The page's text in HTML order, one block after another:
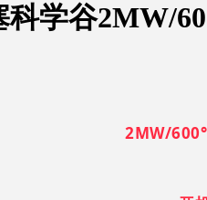
科学谷2MW/
2MW/